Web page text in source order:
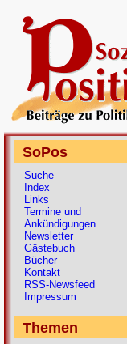
SoPos
Suche
Index
Links
Termine und
Ankündigungen
Newsletter
Gästebuch
Bücher
Kontakt
RSS-Newsfeed
Impressum
Themen